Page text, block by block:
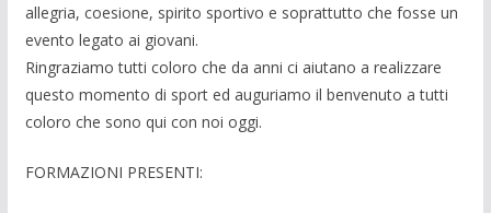
allegria, coesione, spirito sportivo e soprattutto che fosse un
evento legato ai giovani.
Ringraziamo tutti coloro che da anni ci aiutano a realizzare
questo momento di sport ed auguriamo il benvenuto a tutti
coloro che sono qui con noi oggi.
FORMAZIONI PRESENTI: